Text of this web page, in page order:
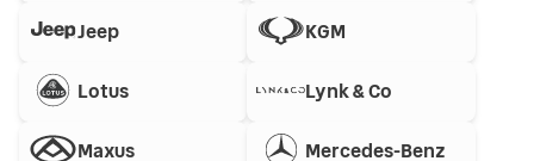
Jeep KGM
Lotus Lynk & Co
Maxus Mercedes-Benz